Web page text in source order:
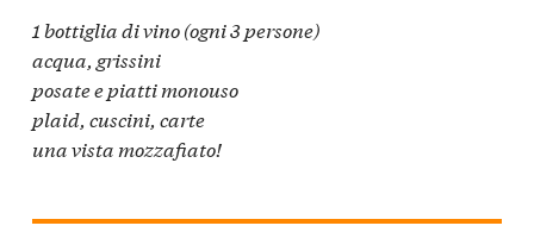
1 bottiglia di vino(ogni 3 persone)
acqua, grissini
posate e piatti monouso
plaid, cuscini, carte
una vista mozzafiato!